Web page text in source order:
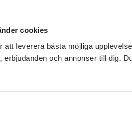
cookies
att leverera bästa möjliga
erbjudanden och annonser till dig.